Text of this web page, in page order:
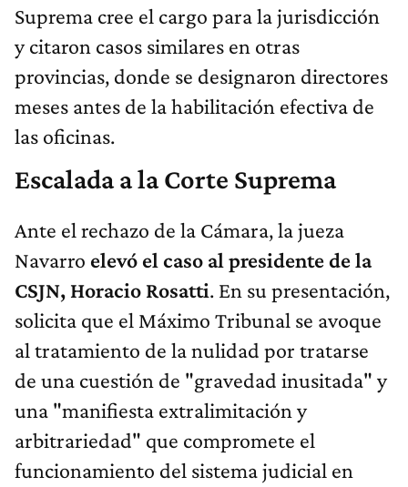
Suprema cree el cargo para la jurisdicción
y citaron casos similares en otras
provincias, donde se designaron directores
meses antes de la habilitación efectiva de
las oficinas.
Escalada a la Corte Suprema
Ante el rechazo de la Cámara, la jueza
Navarro elevó el caso al presidente de la
CSJN, Horacio Rosatti. En su presentación,
solicita que el Máximo Tribunal se avoque
al tratamiento de la nulidad por tratarse
de una cuestión de "gravedad inusitada" y
una "manifiesta extralimitación y
arbitrariedad" que compromete el
funcionamiento del sistema judicial en